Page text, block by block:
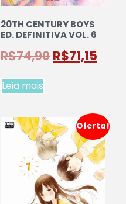
20TH CENTURY BOYS
ED. DEFINITIVA VOL. 6
R$74,90 R$71,15
Leia mais
Oferta!